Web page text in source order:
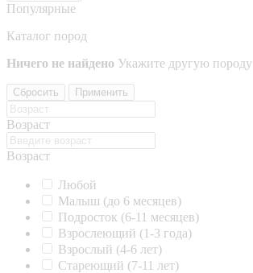
Популярные
Каталог пород
Ничего не найдено Укажите другую породу
Сбросить Применить
Возраст
Возраст
Любой
Малыш (до 6 месяцев)
Подросток (6-11 месяцев)
Взрослеющий (1-3 года)
Взрослый (4-6 лет)
Стареющий (7-11 лет)